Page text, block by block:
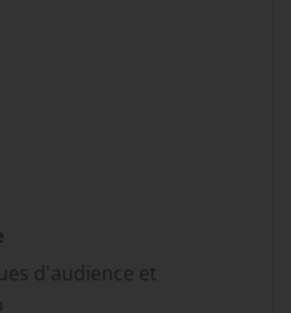
d'audience et